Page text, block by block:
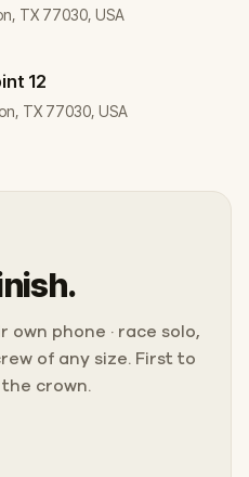
TX 77030, USA
12
TX 77030, USA
own phone · race solo,
of any size. First to
crown.